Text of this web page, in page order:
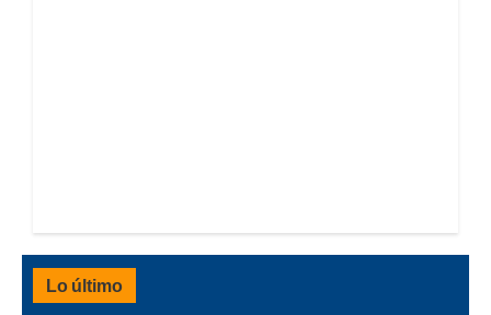
Lo último